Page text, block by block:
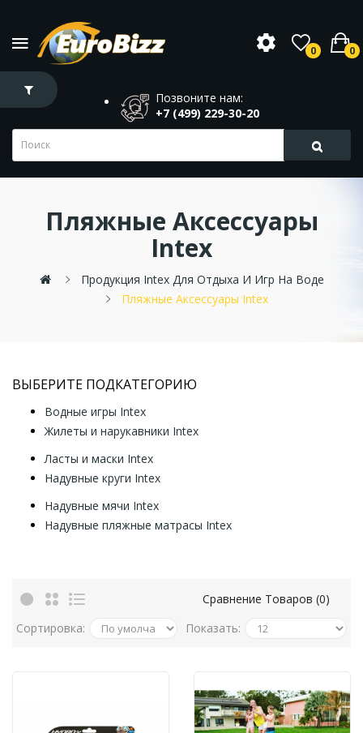
0 0
Позвоните нам:
+7 (499) 229-30-20
Пляжные Аксессуары
Intex
Продукция Intex Для Отдыха И Игр На Воде
Пляжные Аксессуары Intex
ВЫБЕРИТЕ ПОДКАТЕГОРИЮ
Водные игры Intex
Жилеты и нарукавники Intex
Ласты и маски Intex
Надувные круги Intex
Надувные мячи Intex
Надувные пляжные матрасы Intex
Сравнение Товаров (0)
Сортировка:
Показать: